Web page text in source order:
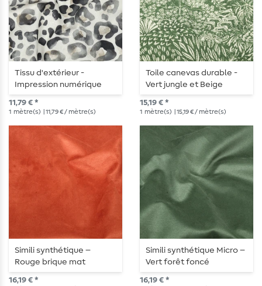
Tissu d'extérieur -
Impression numérique
Léopard Ecru, déperlant
11,79 € *
1 mètre(s) | 11,79 € / mètre(s)
Toile canevas durable -
Vert jungle et Beige
15,19 € *
1 mètre(s) | 15,19 € / mètre(s)
Simili synthétique –
Rouge brique mat
16,19 € *
Simili synthétique Micro –
Vert forêt foncé
16,19 € *